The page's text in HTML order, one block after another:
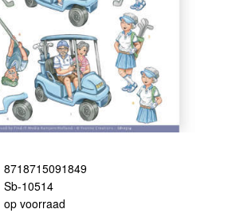
8718715091849
Sb-10514
op voorraad